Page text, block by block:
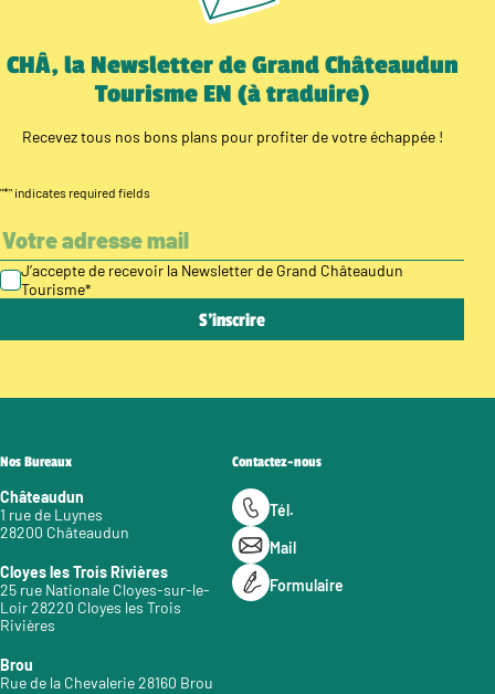
CHÂ, la Newsletter de Grand Châteaudun
Tourisme EN (à traduire)
Recevez tous nos bons plans pour profiter de votre échappée !
"*" indicates required fields
J’accepte de recevoir la Newsletter de Grand Châteaudun
Tourisme*
Nos Bureaux
Châteaudun
1 rue de Luynes
28200 Châteaudun
Cloyes les Trois Rivières
25 rue Nationale Cloyes-sur-le-
Loir 28220 Cloyes les Trois
Rivières
Brou
Rue de la Chevalerie 28160 Brou
Contactez-nous
Tél.
Mail
Formulaire